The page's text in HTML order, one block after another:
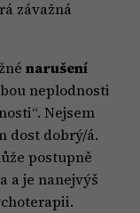
závažná
narušení
neplodnosti
Nejsem
dost dobrý/á.
postupně
a je nanejvýš